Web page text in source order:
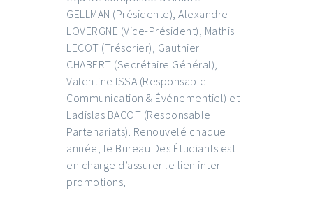
GELLMAN (Présidente), Alexandre
LOVERGNE (Vice-Président), Mathis
LECOT (Trésorier), Gauthier
CHABERT (Secrétaire Général),
Valentine ISSA (Responsable
Communication & Événementiel) et
Ladislas BACOT (Responsable
Partenariats). Renouvelé chaque
année, le Bureau Des Étudiants est
en charge d’assurer le lien inter-
promotions,